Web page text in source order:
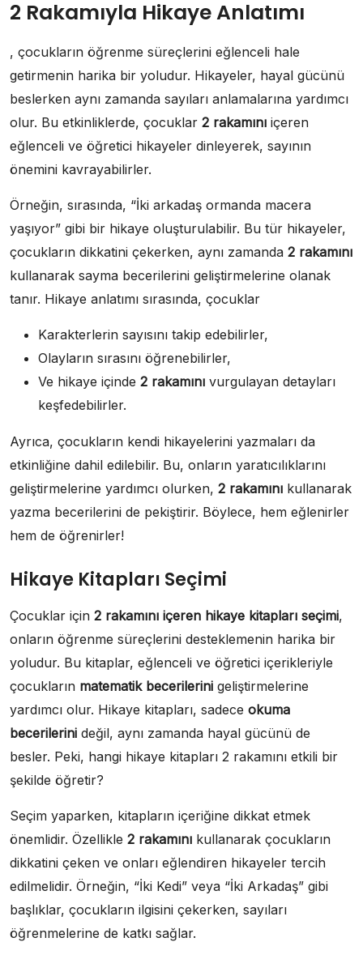
2 Rakamıyla Hikaye Anlatımı
, çocukların öğrenme süreçlerini eğlenceli hale
getirmenin harika bir yoludur. Hikayeler, hayal gücünü
beslerken aynı zamanda sayıları anlamalarına yardımcı
olur. Bu etkinliklerde, çocuklar 2 rakamını içeren
eğlenceli ve öğretici hikayeler dinleyerek, sayının
önemini kavrayabilirler.
Örneğin, sırasında, “İki arkadaş ormanda macera
yaşıyor” gibi bir hikaye oluşturulabilir. Bu tür hikayeler,
çocukların dikkatini çekerken, aynı zamanda 2 rakamını
kullanarak sayma becerilerini geliştirmelerine olanak
tanır. Hikaye anlatımı sırasında, çocuklar
Karakterlerin sayısını takip edebilirler,
Olayların sırasını öğrenebilirler,
Ve hikaye içinde 2 rakamını vurgulayan detayları
keşfedebilirler.
Ayrıca, çocukların kendi hikayelerini yazmaları da
etkinliğine dahil edilebilir. Bu, onların yaratıcılıklarını
geliştirmelerine yardımcı olurken, 2 rakamını kullanarak
yazma becerilerini de pekiştirir. Böylece, hem eğlenirler
hem de öğrenirler!
Hikaye Kitapları Seçimi
Çocuklar için 2 rakamını içeren hikaye kitapları seçimi,
onların öğrenme süreçlerini desteklemenin harika bir
yoludur. Bu kitaplar, eğlenceli ve öğretici içerikleriyle
çocukların matematik becerilerini geliştirmelerine
yardımcı olur. Hikaye kitapları, sadece okuma
becerilerini değil, aynı zamanda hayal gücünü de
besler. Peki, hangi hikaye kitapları 2 rakamını etkili bir
şekilde öğretir?
Seçim yaparken, kitapların içeriğine dikkat etmek
önemlidir. Özellikle 2 rakamını kullanarak çocukların
dikkatini çeken ve onları eğlendiren hikayeler tercih
edilmelidir. Örneğin, “İki Kedi” veya “İki Arkadaş” gibi
başlıklar, çocukların ilgisini çekerken, sayıları
öğrenmelerine de katkı sağlar.